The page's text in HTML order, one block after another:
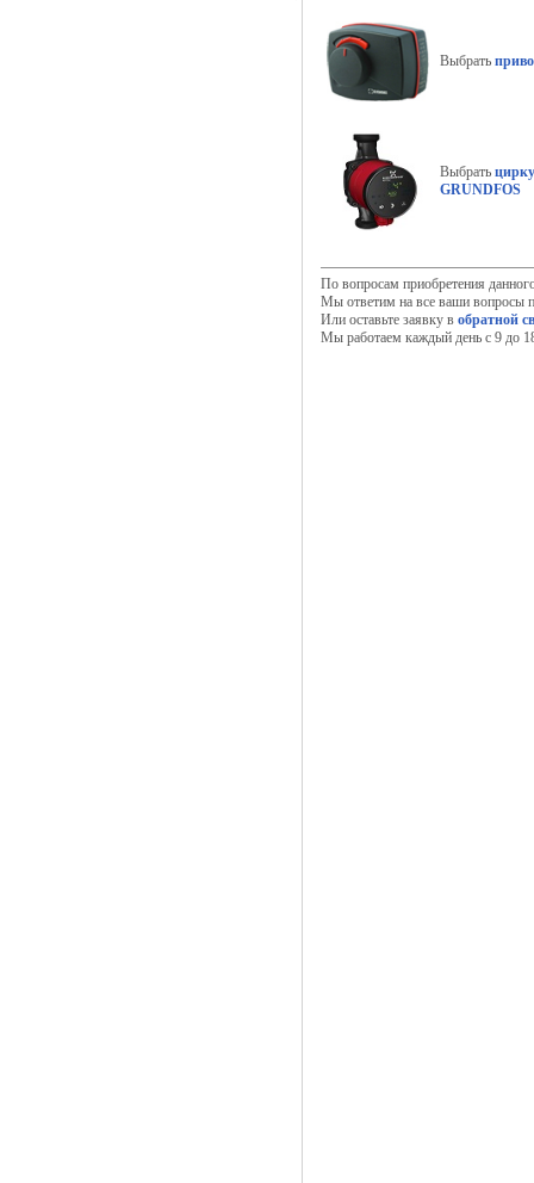
Выбрать
Выбрать
GRUNDFOS
По вопросам приобретения
Мы ответим на все ваши вопросы
Или оставьте заявку в обратной
Мы работаем каждый день с 9 до